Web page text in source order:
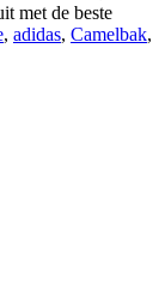
met de beste
, adidas, Camelbak,